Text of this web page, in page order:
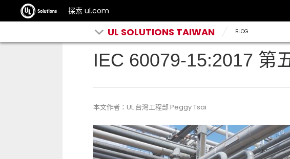
探索 ul.com
UL SOLUTIONS TAIWAN BLOG
IEC 60079-15:2017 第
本文作者：UL 台灣工程部 Peggy Tsai